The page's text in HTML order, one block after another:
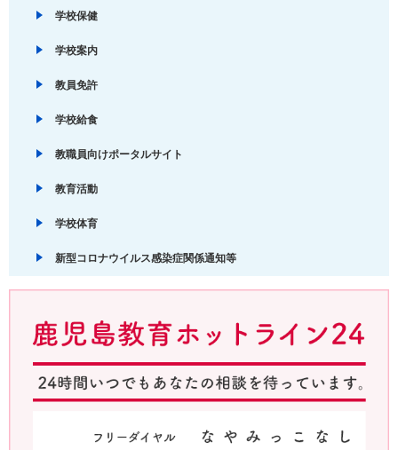
学校保健
学校案内
教員免許
学校給食
教職員向けポータルサイト
教育活動
学校体育
新型コロナウイルス感染症関係通知等